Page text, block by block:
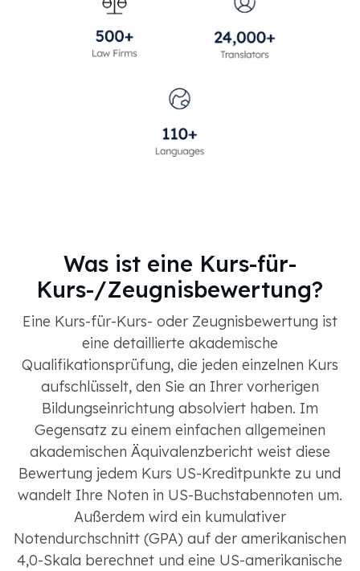
Was ist eine Kurs-für-
Kurs-/Zeugnisbewertung?
Eine Kurs-für-Kurs- oder Zeugnisbewertung ist
eine detaillierte akademische
Qualifikationsprüfung, die jeden einzelnen Kurs
aufschlüsselt, den Sie an Ihrer vorherigen
Bildungseinrichtung absolviert haben. Im
Gegensatz zu einem einfachen allgemeinen
akademischen Äquivalenzbericht weist diese
Bewertung jedem Kurs US-Kreditpunkte zu und
wandelt Ihre Noten in US-Buchstabennoten um.
Außerdem wird ein kumulativer
Notendurchschnitt (GPA) auf der amerikanischen
4,0-Skala berechnet und eine US-amerikanische